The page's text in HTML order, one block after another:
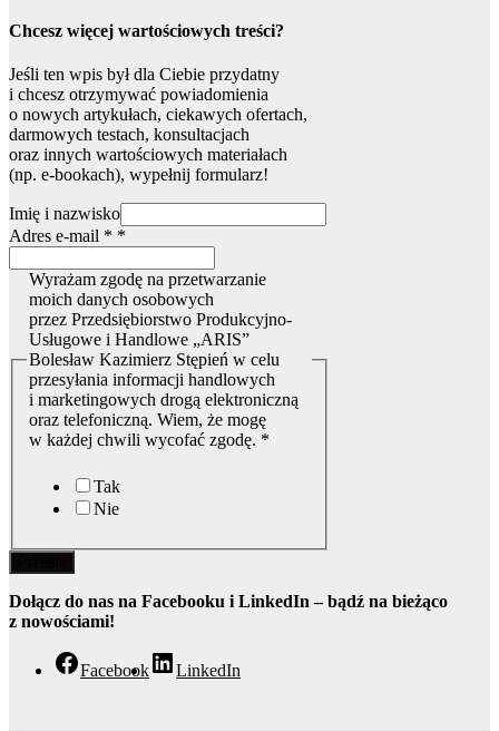
Chcesz więcej wartościowych treści?
Jeśli ten wpis był dla Ciebie przydatny
i chcesz otrzymywać powiadomienia
o nowych artykułach, ciekawych ofertach,
darmowych testach, konsultacjach
oraz innych wartościowych materiałach
(np. e-bookach), wypełnij formularz!
Imię i nazwisko
*
Wyrażam
Adres e-mail * *
Wyrażam zgodę na przetwarzanie
moich danych osobowych
przez Przedsiębiorstwo Produkcyjno-
Usługowe i Handlowe „ARIS”
Bolesław Kazimierz Stępień w celu
przesyłania informacji handlowych
i marketingowych drogą elektroniczną
oraz telefoniczną. Wiem, że mogę
w każdej chwili wycofać zgodę. *
Tak
Nie
Dołącz do nas na Facebooku i LinkedIn – bądź na bieżąco
z nowościami!
Facebook LinkedIn